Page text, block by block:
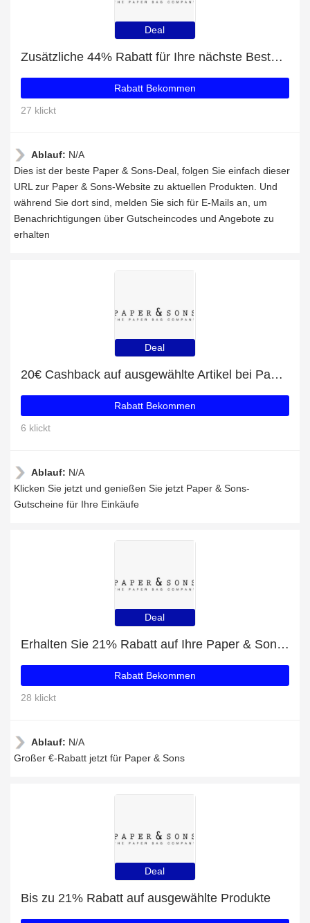
Deal
Zusätzliche 44% Rabatt für Ihre nächste Bestellung
Rabatt Bekommen
27 klickt
Ablauf: N/A
Dies ist der beste Paper & Sons-Deal, folgen Sie einfach dieser
URL zur Paper & Sons-Website zu aktuellen Produkten. Und
während Sie dort sind, melden Sie sich für E-Mails an, um
Benachrichtigungen über Gutscheincodes und Angebote zu
erhalten
Deal
20€ Cashback auf ausgewählte Artikel bei Paper & Sons
Rabatt Bekommen
6 klickt
Ablauf: N/A
Klicken Sie jetzt und genießen Sie jetzt Paper & Sons-
Gutscheine für Ihre Einkäufe
Deal
Erhalten Sie 21% Rabatt auf Ihre Paper & Sons-Einkäufe
Rabatt Bekommen
28 klickt
Ablauf: N/A
Großer €-Rabatt jetzt für Paper & Sons
Deal
Bis zu 21% Rabatt auf ausgewählte Produkte